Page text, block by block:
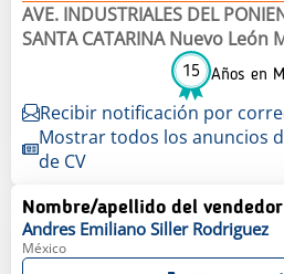
AVE. INDUSTRIALES DEL
SANTA CATARINA Nuevo León
15 Años en
Recibir notificación por
Mostrar todos los anuncios
de CV
Nombre/apellido del vendedor
Andres Emiliano Siller Rodriguez
México